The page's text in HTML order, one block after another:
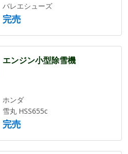
バレエシューズ
完売
エンジン小型除雪機
ホンダ
雪丸 HSS655c
完売